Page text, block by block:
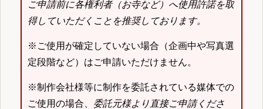
ご申請前に各権利者（お寺など）へ使用許諾を取
得していただくことを推奨しております。
※ご使用が確定していない場合（企画中や写真選
定段階など）はご申請いただけません。
※制作会社様等に制作を委託されている媒体での
ご使用の場合、 委託元様より直接ご申請くださ